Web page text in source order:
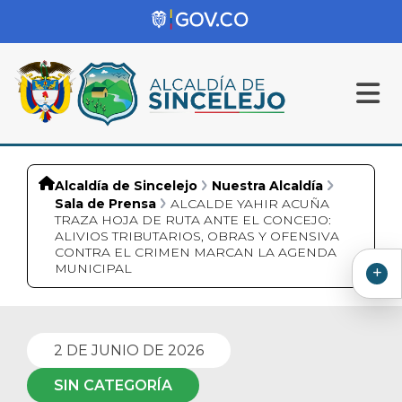
Alcaldía de Sincelejo
Nuestra Alcaldía
Sala de Prensa
ALCALDE YAHIR ACUÑA
TRAZA HOJA DE RUTA ANTE EL CONCEJO:
ALIVIOS TRIBUTARIOS, OBRAS Y OFENSIVA
CONTRA EL CRIMEN MARCAN LA AGENDA
MUNICIPAL
2 DE JUNIO DE 2026
SIN CATEGORÍA